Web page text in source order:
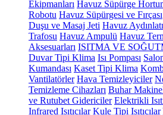
Ekipmanları Havuz Süpürge
Robotu Havuz Süpürgesi ve Fırçası
Duşu ve Masaj Jeti Havuz
Trafosu Havuz Ampulü Havuz
Aksesuarları ISITMA VE
Duvar Tipi Klima Isı Pompası
Kumandası Kaset Tipi Klima
Vantilatörler Hava Temizleyiciler
Temizleme Cihazları Buhar
ve Rutubet Gidericiler Elektrikli
Infrared Isıtıcılar Kule Tipi Isıtıcılar